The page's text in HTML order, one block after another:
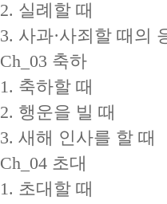
2. 실례할 때
3. 사과·사죄할 때의
Ch_03 축하
1. 축하할 때
2. 행운을 빌 때
3. 새해 인사를 할 때
Ch_04 초대
1. 초대할 때